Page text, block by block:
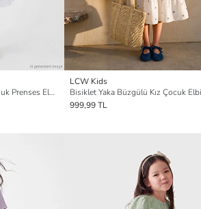
Bisiklet Yaka Baskılı Kız Çocuk Prenses Elbisesi
LCW Kids
Bisiklet Yaka Büzgülü Kız Çocuk
999,99 TL